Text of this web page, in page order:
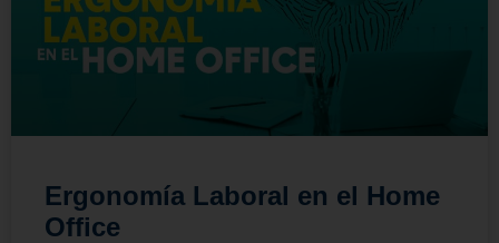
Ergonomía Laboral en el Home
Office